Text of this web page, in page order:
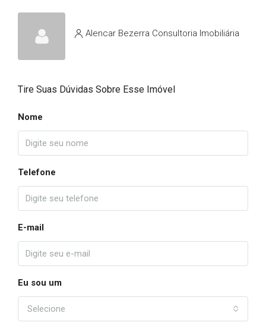
Alencar Bezerra Consultoria Imobiliária
Tire Suas Dúvidas Sobre Esse Imóvel
Nome
Telefone
E-mail
Eu sou um
Selecione